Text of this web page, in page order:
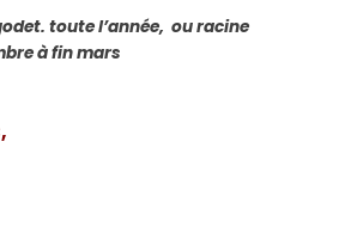
toute l’année, ou racine
à fin mars